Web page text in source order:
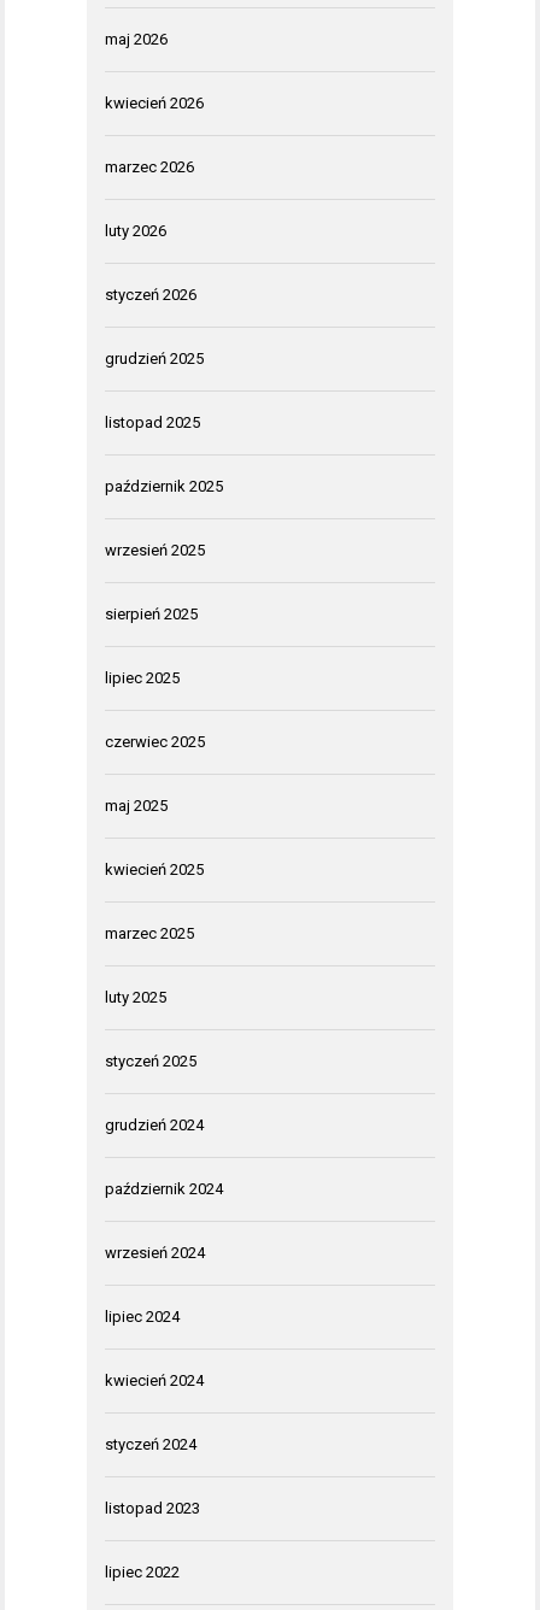
maj 2026
kwiecień 2026
marzec 2026
luty 2026
styczeń 2026
grudzień 2025
listopad 2025
październik 2025
wrzesień 2025
sierpień 2025
lipiec 2025
czerwiec 2025
maj 2025
kwiecień 2025
marzec 2025
luty 2025
styczeń 2025
grudzień 2024
październik 2024
wrzesień 2024
lipiec 2024
kwiecień 2024
styczeń 2024
listopad 2023
lipiec 2022